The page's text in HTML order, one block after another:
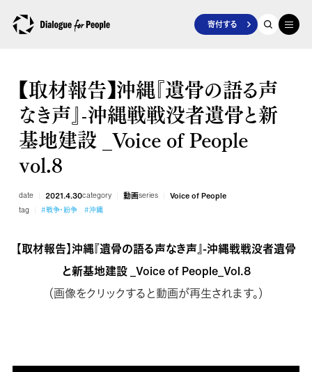
寄付する
【取材報告】沖縄『遺骨の語る声
なき声』-沖縄戦戦没者遺骨と新
基地建設 _Voice of People
vol.8
date 2021.4.30category 動画series Voice of People
tag #戦争・紛争 #沖縄
【取材報告】沖縄『遺骨の語る声なき声』-沖縄戦戦没者遺骨
と新基地建設 _Voice of People_Vol.8
（画像をクリックすると動画が再生されます。）